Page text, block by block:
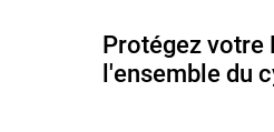
Protégez votre
l'ensemble du